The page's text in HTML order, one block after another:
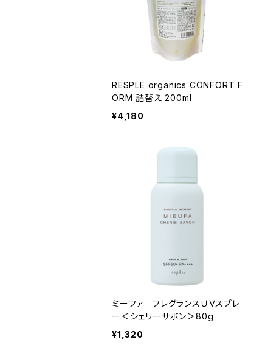
RESPLE organics CONFORT F
ORM 詰替え 200ml
¥4,180
ミーファ フレグランスＵＶスプレ
ー＜シェリーサボン＞80g
¥1,320